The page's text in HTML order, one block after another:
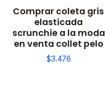
Comprar coleta gris
elasticada
scrunchie a la moda
en venta collet pelo
$3.476